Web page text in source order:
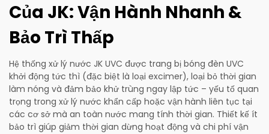
Của JK: Vận Hành Nhanh &
Bảo Trì Thấp
Hệ thống xử lý nước JK UVC được trang bị bóng đèn UVC
khởi động tức thì (đặc biệt là loại excimer), loại bỏ thời gian
làm nóng và đảm bảo khử trùng ngay lập tức – yếu tố quan
trọng trong xử lý nước khẩn cấp hoặc vận hành liên tục tại
các cơ sở mà an toàn nước mang tính thời gian. Thiết kế ít
bảo trì giúp giảm thời gian dừng hoạt động và chi phí vận